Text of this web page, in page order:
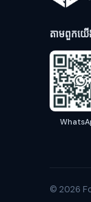
តាមពួកយើ
© 2026